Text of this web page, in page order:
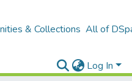
& Collections All of
Log In